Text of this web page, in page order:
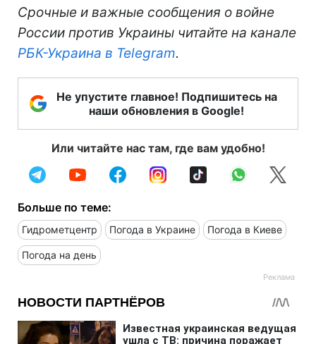
Срочные и важные сообщения о войне
России против Украины читайте на канале
РБК-Украина в Telegram.
Не упустите главное! Подпишитесь на
наши обновления в Google!
Или читайте нас там, где вам удобно!
Больше по теме:
Гидрометцентр Погода в Украине Погода в Киеве
Погода на день